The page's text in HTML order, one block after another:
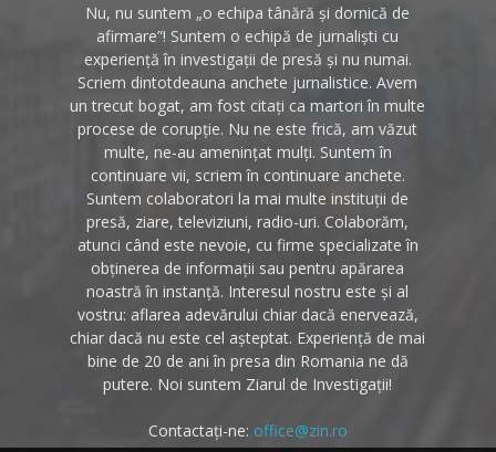
Nu, nu suntem „o echipa tânără și dornică de
afirmare”! Suntem o echipă de jurnaliști cu
experiență în investigații de presă și nu numai.
Scriem dintotdeauna anchete jurnalistice. Avem
un trecut bogat, am fost citați ca martori în multe
procese de corupție. Nu ne este frică, am văzut
multe, ne-au amenințat mulți. Suntem în
continuare vii, scriem în continuare anchete.
Suntem colaboratori la mai multe instituții de
presă, ziare, televiziuni, radio-uri. Colaborăm,
atunci când este nevoie, cu firme specializate în
obținerea de informații sau pentru apărarea
noastră în instanță. Interesul nostru este și al
vostru: aflarea adevărului chiar dacă enervează,
chiar dacă nu este cel așteptat. Experiență de mai
bine de 20 de ani în presa din Romania ne dă
putere. Noi suntem Ziarul de Investigații!
Contactați-ne: office@zin.ro